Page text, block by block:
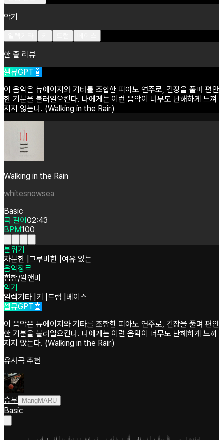
악기
한 줄 리뷰
셀뮤GPT🤖
이 음악은 뉴에이지와 기타를 조합한 피아노 연주로, 긴장을 풀며 편안
한 기분을 불러일으킨다. 나에게는 이런 음악이 너무도 난해하게 느껴
지지 않는다. (Walking in the Rain)
Walking in the Rain
whitesnowsea
Basic
곡 길이 02:43
BPM100
분위기
차분한 그루비한 여유 있는
음악장르
힙합/알앤비
악기
일렉기타 키 드럼
베이스
셀뮤GPT🤖
이 음악은 뉴에이지와 기타를 조합한 피아노 연주로, 긴장을 풀며 편안
한 기분을 불러일으킨다. 나에게는 이런 음악이 너무도 난해하게 느껴
지지 않는다. (Walking in the Rain)
유사곡 추천
승부 MangMARU
Basic